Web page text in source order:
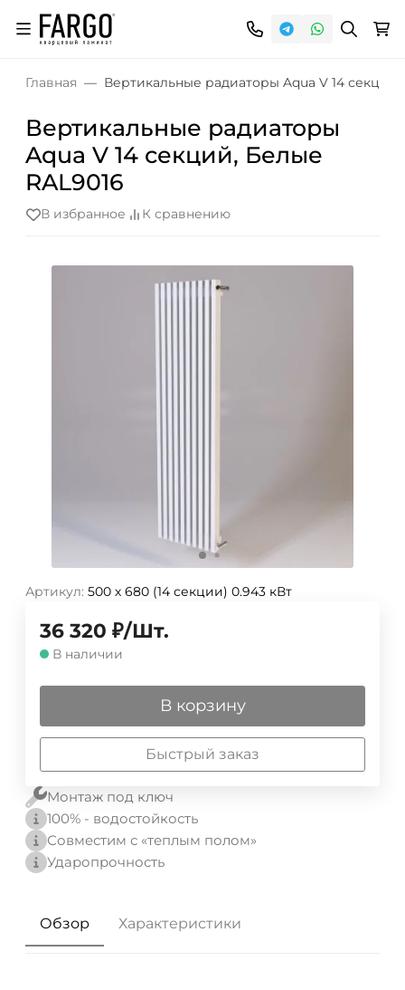
Главная Вертикальные радиаторы Aqua V 14 секций,
Вертикальные радиаторы
Aqua V 14 секций, Белые
RAL9016
В избранное К сравнению
Артикул: 500 х 680 (14 секции) 0.943 кВт
36 320 ₽/Шт.
В наличии
В корзину
Быстрый заказ
Монтаж под ключ
100% - водостойкость
Совместим с «теплым полом»
Ударопрочность
Обзор Характеристики